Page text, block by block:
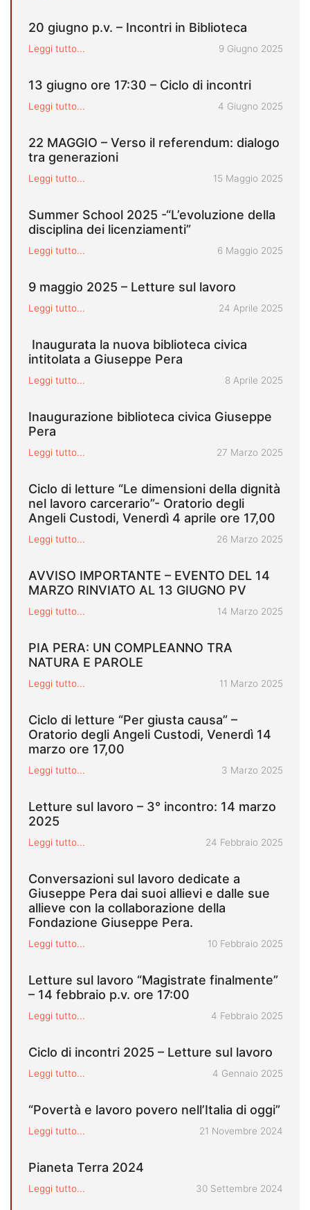
20 giugno p.v. – Incontri in Biblioteca
Leggi tutto... Pubblicato il
9 Giugno 2025
13 giugno ore 17:30 – Ciclo di incontri
Leggi tutto... Pubblicato il
4 Giugno 2025
22 MAGGIO – Verso il referendum: dialogo
tra generazioni
Leggi tutto... Pubblicato il
15 Maggio 2025
Summer School 2025 -“L’evoluzione della
disciplina dei licenziamenti”
Leggi tutto... Pubblicato il
6 Maggio 2025
9 maggio 2025 – Letture sul lavoro
Leggi tutto... Pubblicato il
24 Aprile 2025
Inaugurata la nuova biblioteca civica
intitolata a Giuseppe Pera
Leggi tutto... Pubblicato il
8 Aprile 2025
Inaugurazione biblioteca civica Giuseppe
Pera
Leggi tutto... Pubblicato il
27 Marzo 2025
Ciclo di letture “Le dimensioni della dignità
nel lavoro carcerario”- Oratorio degli
Angeli Custodi, Venerdì 4 aprile ore 17,00
Leggi tutto... Pubblicato il
26 Marzo 2025
AVVISO IMPORTANTE – EVENTO DEL 14
MARZO RINVIATO AL 13 GIUGNO PV
Leggi tutto... Pubblicato il
14 Marzo 2025
PIA PERA: UN COMPLEANNO TRA
NATURA E PAROLE
Leggi tutto... Pubblicato il
11 Marzo 2025
Ciclo di letture “Per giusta causa” –
Oratorio degli Angeli Custodi, Venerdì 14
marzo ore 17,00
Leggi tutto... Pubblicato il
3 Marzo 2025
Letture sul lavoro – 3° incontro: 14 marzo
2025
Leggi tutto... Pubblicato il
24 Febbraio 2025
Conversazioni sul lavoro dedicate a
Giuseppe Pera dai suoi allievi e dalle sue
allieve con la collaborazione della
Fondazione Giuseppe Pera.
Leggi tutto... Pubblicato il
10 Febbraio 2025
Letture sul lavoro “Magistrate finalmente”
– 14 febbraio p.v. ore 17:00
Leggi tutto... Pubblicato il
4 Febbraio 2025
Ciclo di incontri 2025 – Letture sul lavoro
Leggi tutto... Pubblicato il
4 Gennaio 2025
“Povertà e lavoro povero nell’Italia di oggi”
Leggi tutto... Pubblicato il
21 Novembre 2024
Pianeta Terra 2024
Leggi tutto... Pubblicato il
30 Settembre 2024